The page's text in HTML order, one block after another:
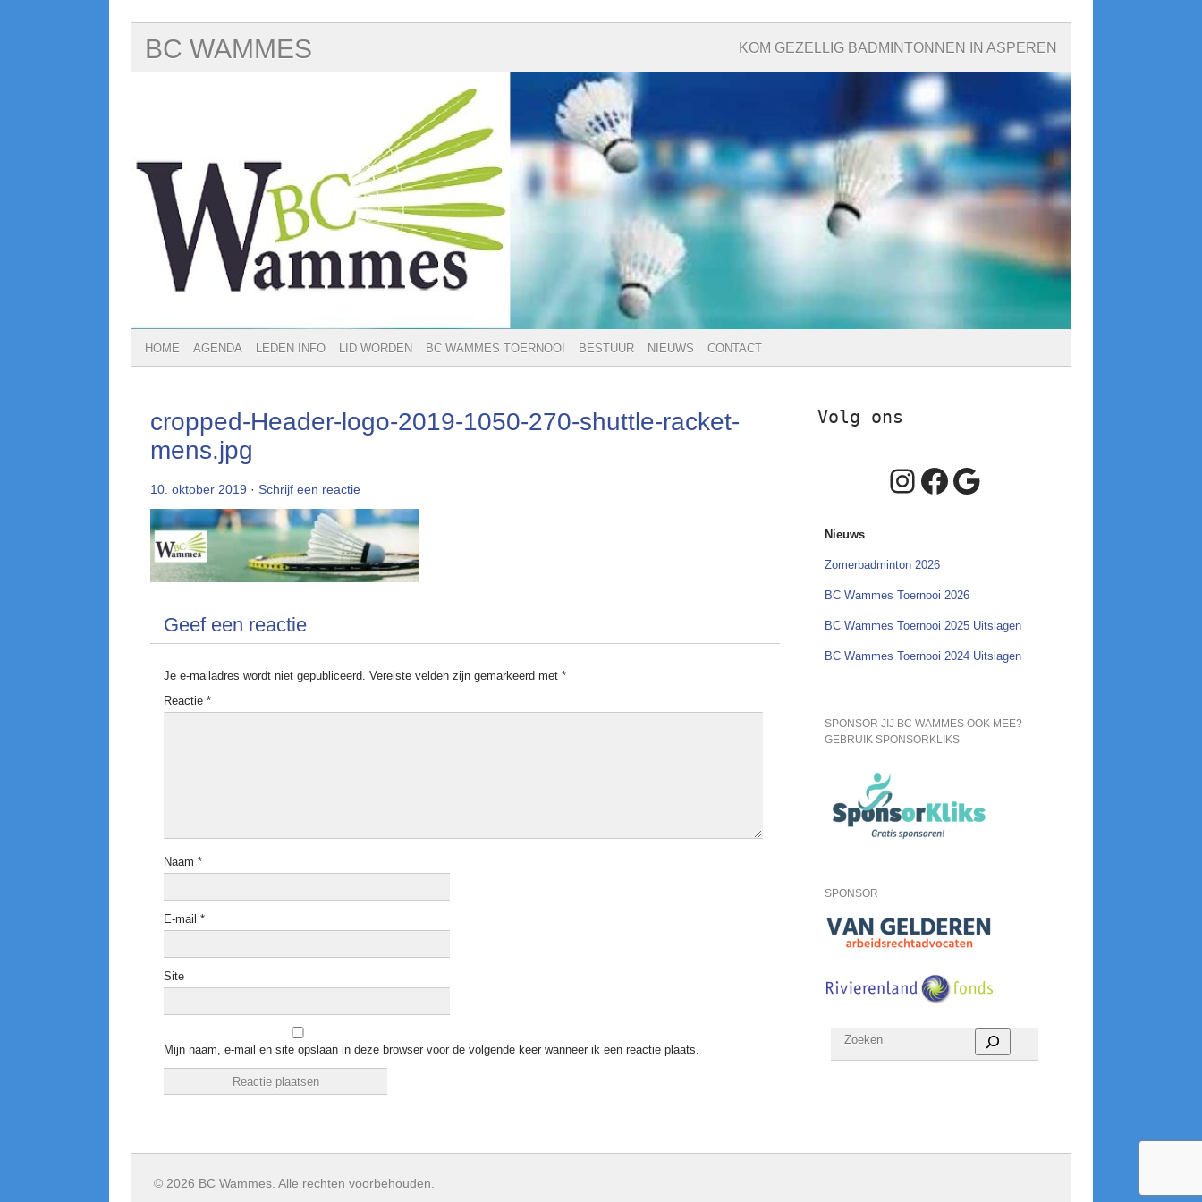
BC WAMMES KOM GEZELLIG BADMINTONNEN IN ASPEREN
HOME AGENDA LEDEN INFO LID WORDEN BC WAMMES TOERNOOI BESTUUR NIEUWS CONTACT
cropped-Header-logo-2019-1050-270-shuttle-racket-
mens.jpg
10. oktober 2019 · Schrijf een reactie
Geef een reactie
Je e-mailadres wordt niet gepubliceerd. Vereiste velden zijn gemarkeerd met *
Reactie *
Naam *
E-mail *
Site
Mijn naam, e-mail en site opslaan in deze browser voor de volgende keer wanneer ik een reactie plaats.
Volg ons
Instagram
Facebook
Google
Nieuws
Zomerbadminton 2026
BC Wammes Toernooi 2026
BC Wammes Toernooi 2025 Uitslagen
BC Wammes Toernooi 2024 Uitslagen
SPONSOR JIJ BC WAMMES OOK MEE?
GEBRUIK SPONSORKLIKS
SPONSOR
Zoeken
© 2026 BC Wammes. Alle rechten voorbehouden.